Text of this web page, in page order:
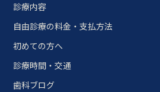
診療内容
自由診療の料金・支払方法
初めての方へ
診療時間・交通
歯科ブログ